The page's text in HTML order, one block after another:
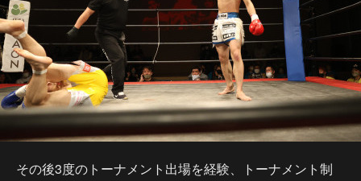
その後3度のトーナメント出場を経験、トーナメント制